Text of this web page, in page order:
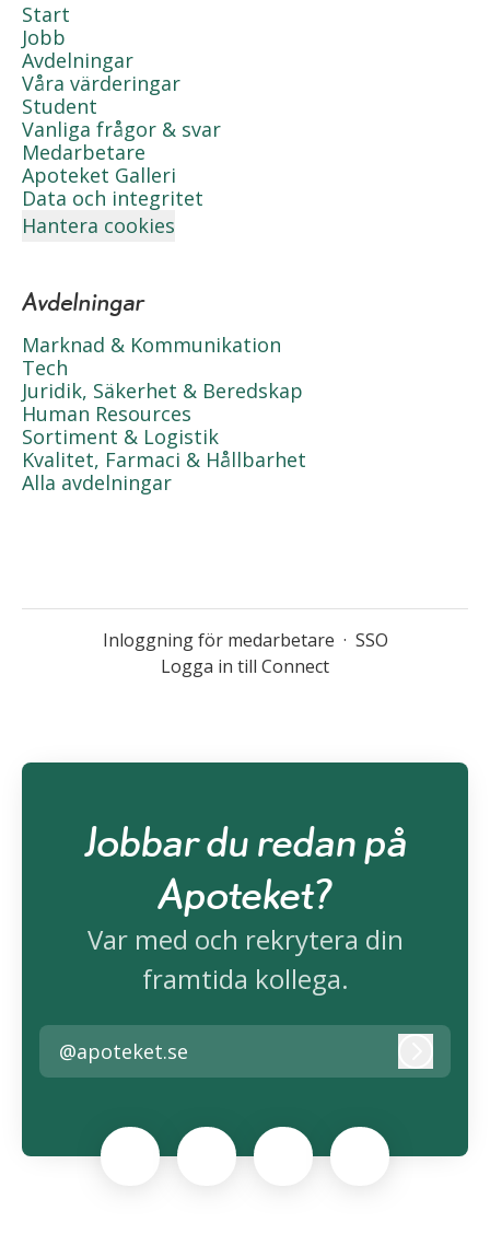
Start
Jobb
Avdelningar
Våra värderingar
Student
Vanliga frågor & svar
Medarbetare
Apoteket Galleri
Data och integritet
Hantera cookies
Avdelningar
Marknad & Kommunikation
Tech
Juridik, Säkerhet & Beredskap
Human Resources
Sortiment & Logistik
Kvalitet, Farmaci & Hållbarhet
Alla avdelningar
Inloggning för medarbetare · SSO
Logga in till Connect
Jobbar du redan på
Apoteket?
Var med och rekrytera din
framtida kollega.
@apoteket.se